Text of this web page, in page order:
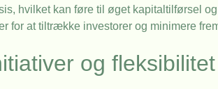
hvilket kan føre til øget kapitaltilførsel
for at tiltrække investorer og minimere
og fleksibilitet